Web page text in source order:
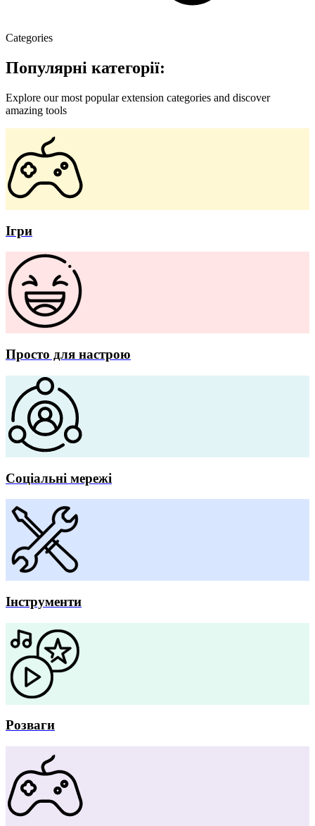
Categories
Популярні категорії:
Explore our most popular extension categories and discover
amazing tools
Ігри
Просто для настрою
Соціальні мережі
Інструменти
Розваги